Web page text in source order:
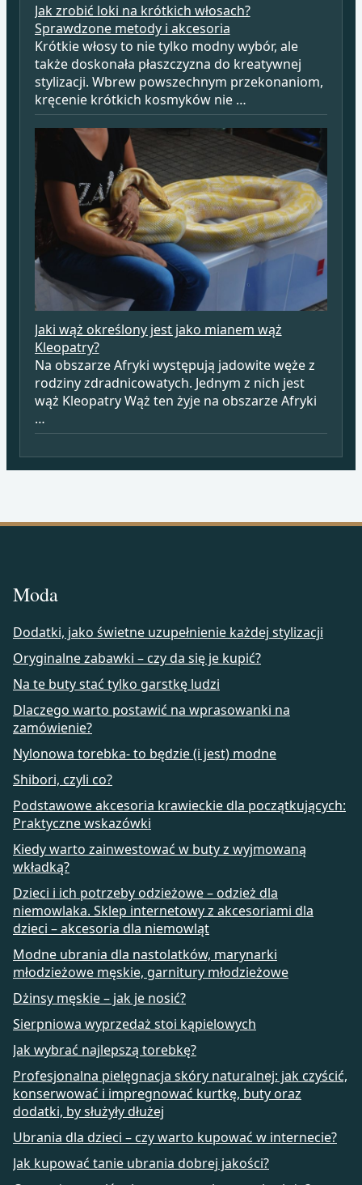
Jak zrobić loki na krótkich włosach?
Sprawdzone metody i akcesoria
Krótkie włosy to nie tylko modny wybór, ale
także doskonała płaszczyzna do kreatywnej
stylizacji. Wbrew powszechnym przekonaniom,
kręcenie krótkich kosmyków nie …
Jaki wąż określony jest jako mianem wąż
Kleopatry?
Na obszarze Afryki występują jadowite węże z
rodziny zdradnicowatych. Jednym z nich jest
wąż Kleopatry Wąż ten żyje na obszarze Afryki
…
Moda
Dodatki, jako świetne uzupełnienie każdej stylizacji
Oryginalne zabawki – czy da się je kupić?
Na te buty stać tylko garstkę ludzi
Dlaczego warto postawić na wprasowanki na
zamówienie?
Nylonowa torebka- to będzie (i jest) modne
Shibori, czyli co?
Podstawowe akcesoria krawieckie dla początkujących:
Praktyczne wskazówki
Kiedy warto zainwestować w buty z wyjmowaną
wkładką?
Dzieci i ich potrzeby odzieżowe – odzież dla
niemowlaka. Sklep internetowy z akcesoriami dla
dzieci – akcesoria dla niemowląt
Modne ubrania dla nastolatków, marynarki
młodzieżowe męskie, garnitury młodzieżowe
Dżinsy męskie – jak je nosić?
Sierpniowa wyprzedaż stoi kąpielowych
Jak wybrać najlepszą torebkę?
Profesjonalna pielęgnacja skóry naturalnej: jak czyścić,
konserwować i impregnować kurtkę, buty oraz
dodatki, by służyły dłużej
Ubrania dla dzieci – czy warto kupować w internecie?
Jak kupować tanie ubrania dobrej jakości?